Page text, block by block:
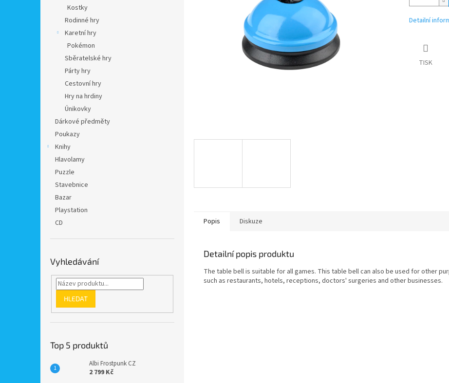
Kostky
Rodinné hry
Karetní hry
Pokémon
Sběratelské hry
Párty hry
Cestovní hry
Hry na hrdiny
Únikovky
Dárkové předměty
Poukazy
Knihy
Hlavolamy
Puzzle
Stavebnice
Bazar
Playstation
CD
Vyhledávání
HLEDAT
Top 5 produktů
Albi Frostpunk CZ
2 799 Kč
Detailní
TISK
Popis Diskuze
Detailní popis produktu
The table bell is suitable for all games. This table bell can also be used for other
such as restaurants, hotels, receptions, doctors' surgeries and other businesses.